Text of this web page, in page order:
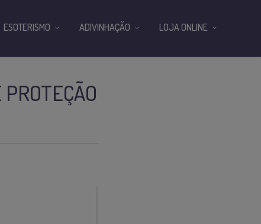
ESOTERISMO ADIVINHAÇÃO LOJA ONLINE